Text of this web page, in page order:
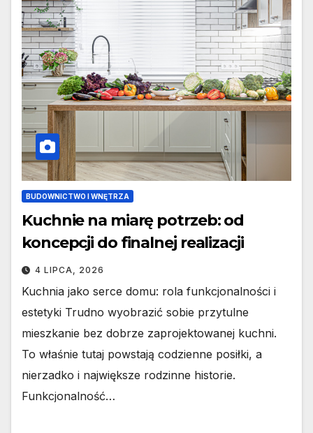
BUDOWNICTWO I WNĘTRZA
Kuchnie na miarę potrzeb: od
koncepcji do finalnej realizacji
4 LIPCA, 2026
Kuchnia jako serce domu: rola funkcjonalności i
estetyki Trudno wyobrazić sobie przytulne
mieszkanie bez dobrze zaprojektowanej kuchni.
To właśnie tutaj powstają codzienne posiłki, a
nierzadko i największe rodzinne historie.
Funkcjonalność…